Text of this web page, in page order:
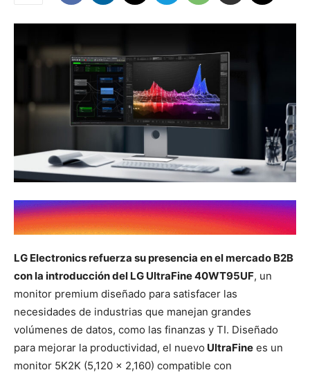
LG Electronics refuerza su presencia en el mercado B2B
con la introducción del LG UltraFine 40WT95UF, un
monitor premium diseñado para satisfacer las
necesidades de industrias que manejan grandes
volúmenes de datos, como las finanzas y TI. Diseñado
para mejorar la productividad, el nuevo UltraFine es un
monitor 5K2K (5,120 x 2,160) compatible con